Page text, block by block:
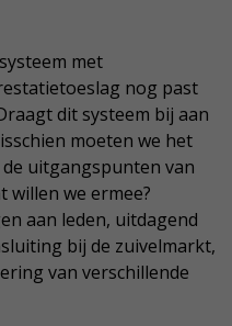
met
nog past
dit systeem bij aan
moeten we het
uitgangspunten van
willen we ermee?
aan leden, uitdagend
bij de zuivelmarkt,
van verschillende